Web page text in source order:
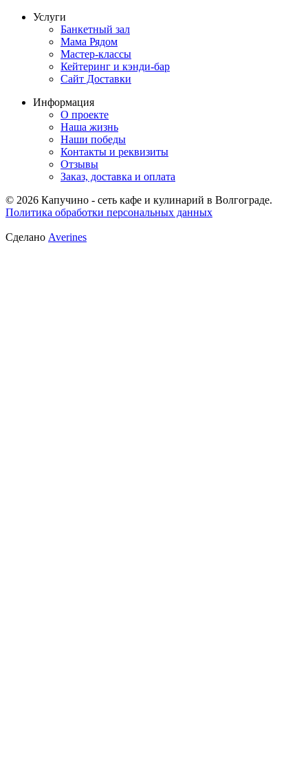
Услуги
Банкетный зал
Мама Рядом
Мастер-классы
Кейтеринг и кэнди-бар
Сайт Доставки
Информация
О проекте
Наша жизнь
Наши победы
Контакты и реквизиты
Отзывы
Заказ, доставка и оплата
© 2026 Капучино - сеть кафе и кулинарий в Волгограде.
Политика обработки персональных данных
Сделано Averines